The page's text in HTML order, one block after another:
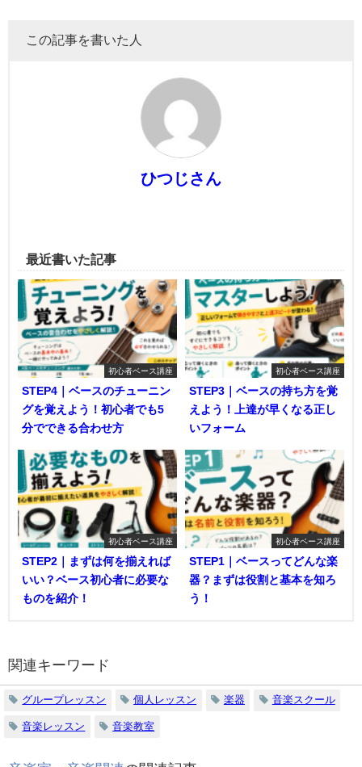
この記事を書いた人
ひつじさん
最近書いた記事
初心者ベース講座
STEP4｜ベースのチューニン
グを覚えよう！初心者でも5
分でできる合わせ方
初心者ベース講座
STEP3｜ベースの持ち方を覚
えよう！上達が早くなる正し
いフォーム
初心者ベース講座
STEP2｜まずは何を揃えれば
いい？ベース初心者に必要な
ものを紹介！
初心者ベース講座
STEP1｜ベースってどんな楽
器？まずは役割と基本を知ろ
う！
関連キーワード
グループレッスン 個人レッスン 楽器 音楽スクール
音楽レッスン 音楽教室